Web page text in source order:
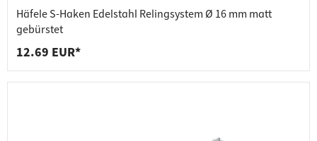
Häfele S-Haken Edelstahl Relingsystem Ø 16 mm matt
gebürstet
12.69 EUR*